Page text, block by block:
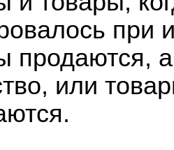
при
продаются,
или